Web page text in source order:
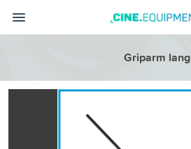
Griparm lang